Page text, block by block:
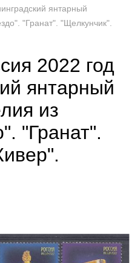
янтарный
"Гранат". "Щелкунчик".
2022 год
янтарный
из
"Гранат".